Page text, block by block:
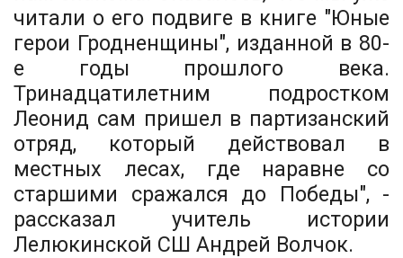
читали о его подвиге в книге "Юные
герои Гродненщины", изданной в 80-
е годы прошлого века.
Тринадцатилетним подростком
Леонид сам пришел в партизанский
отряд, который действовал в
местных лесах, где наравне со
старшими сражался до Победы", -
рассказал учитель истории
Лелюкинской СШ Андрей Волчок.